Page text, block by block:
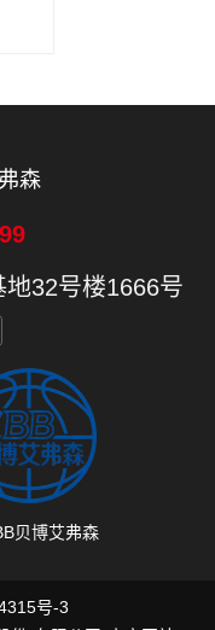
森
32号楼1666号
贝博艾弗森
号-3